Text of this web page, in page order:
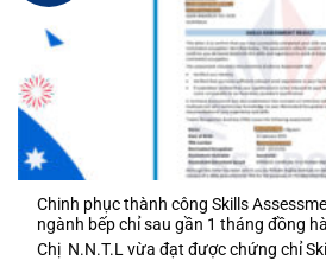
Chinh phục thành công Skills
ngành bếp chỉ sau gần 1 tháng đồng
Chị N.N.T.L vừa đạt được chứng chỉ